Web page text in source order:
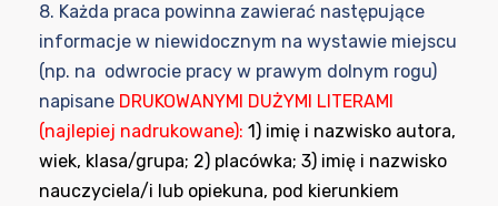
8. Każda praca powinna zawierać następujące
informacje w niewidocznym na wystawie miejscu
(np. na odwrocie pracy w prawym dolnym rogu)
napisane DRUKOWANYMI DUŻYMI LITERAMI
(najlepiej nadrukowane): 1) imię i nazwisko autora,
wiek, klasa/grupa; 2) placówka; 3) imię i nazwisko
nauczyciela/i lub opiekuna, pod kierunkiem